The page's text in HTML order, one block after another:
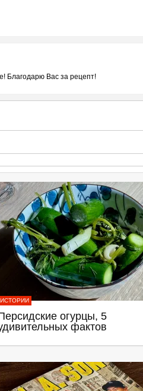
Благодарю Вас за рецепт!
ИСТОРИИ
огурцы, 5
фактов